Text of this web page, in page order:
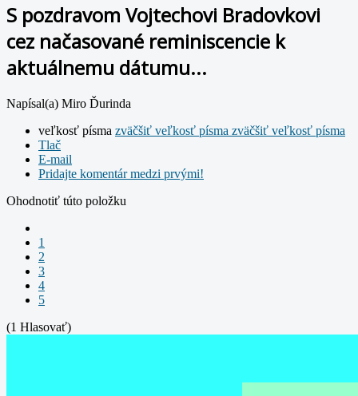
S pozdravom Vojtechovi Bradovkovi
cez načasované reminiscencie k
aktuálnemu dátumu...
Napísal(a) Miro Ďurinda
veľkosť písma zväčšiť veľkosť písma zväčšiť veľkosť písma
Tlač
E-mail
Pridajte komentár medzi prvými!
Ohodnotiť túto položku
1
2
3
4
5
(1 Hlasovať)